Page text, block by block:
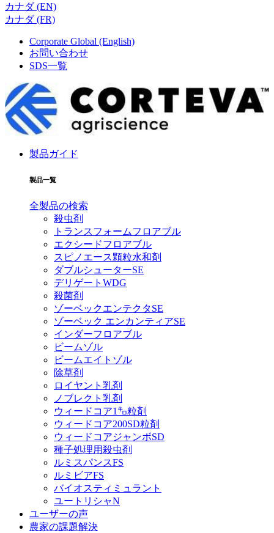
カナダ (EN)
カナダ (FR)
Corporate Global (English)
お問い合わせ
SDS一覧
製品ガイド
製品一覧
全製品の検索
殺虫剤
トランスフォームフロアブル
エクシードフロアブル
スピノエース顆粒水和剤
ダブルシューターSE
デリゲートWDG
殺菌剤
ゾーベックエンテクタSE
ゾーベック エンカンティアSE
インダーフロアブル
ビームゾル
ビームエイトゾル
除草剤
ロイヤント乳剤
ノブレクト乳剤
ウィードコア1㌔粒剤
ウィードコア200SD粒剤
ウィードコアジャンボSD
種子処理用殺虫剤
ルミスパンスFS
ルミビアFS
バイオスティミュラント
ユートリシャN
ユーザーの声
農家の課題解決